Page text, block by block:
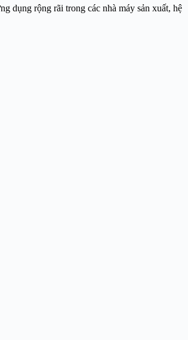
dụng rộng rãi trong các nhà máy sản xuất, hệ